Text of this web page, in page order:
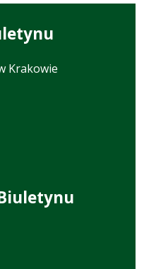
Krakowie